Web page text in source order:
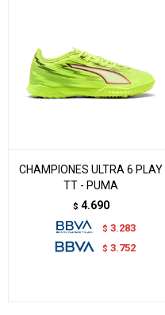
CHAMPIONES ULTRA 6 PLAY
TT - PUMA
$ 4.690
$ 3.283
$ 3.752